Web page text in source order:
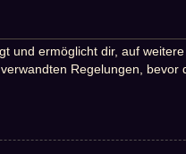
ermöglicht dir, auf
Regelungen,